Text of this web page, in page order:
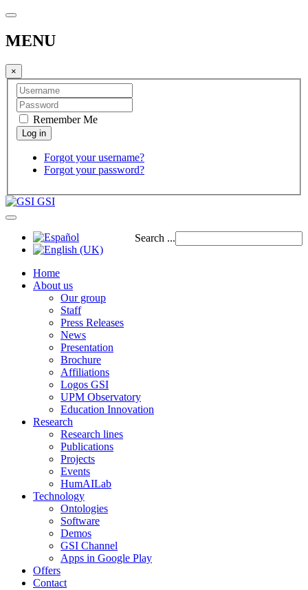
MENU
×
Remember Me
Forgot your username?
Forgot your password?
GSI
Search ...
Home
About us
Our group
Staff
Press Releases
News
Presentation
Brochure
Affiliations
Logos GSI
UPM Observatory
Education Innovation
Research
Research lines
Publications
Projects
Events
HumAILab
Technology
Ontologies
Software
Demos
GSI Channel
Apps in Google Play
Offers
Contact